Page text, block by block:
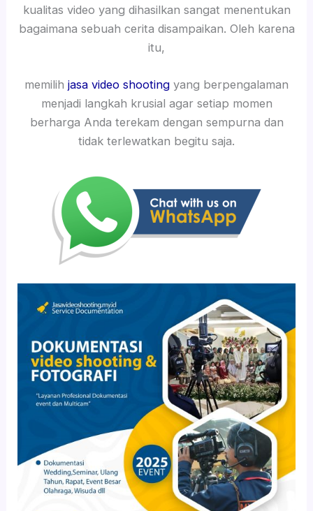
kualitas video yang dihasilkan sangat menentukan
bagaimana sebuah cerita disampaikan. Oleh karena
itu,
memilih jasa video shooting yang berpengalaman
menjadi langkah krusial agar setiap momen
berharga Anda terekam dengan sempurna dan
tidak terlewatkan begitu saja.